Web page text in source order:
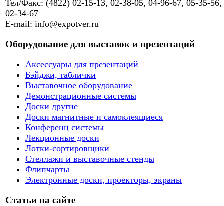
Тел/Факс: (4822) 02-15-13, 02-38-05, 04-96-67, 05-35-56,
02-34-67
E-mail: info@expotver.ru
Оборудование для выставок и презентаций
Аксессуары для презентаций
Бэйджи, таблички
Выставочное оборудование
Демонстрационные системы
Доски другие
Доски магнитные и самоклеящиеся
Конференц системы
Лекционные доски
Лотки-сортировщики
Стеллажи и выставочные стенды
Флипчарты
Электронные доски, проекторы, экраны
Статьи на сайте